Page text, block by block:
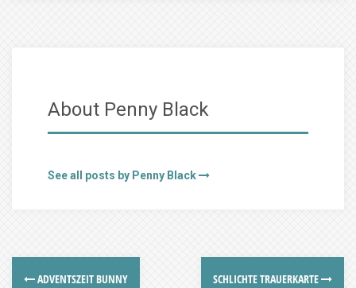
About Penny Black
See all posts by Penny Black
ADVENTSZEIT BUNNY SCHLICHTE TRAUERKARTE